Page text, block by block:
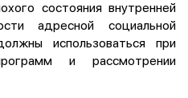
состояния внутренней
адресной социальной
использоваться при
и рассмотрении